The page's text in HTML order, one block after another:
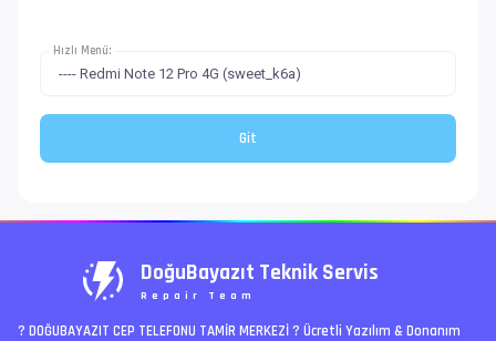
Hızlı Menü:
DoğuBayazıt Teknik Servis
Repair Team
? DOĞUBAYAZIT CEP TELEFONU TAMİR MERKEZİ ?️ Ücretli Yazılım & Donanım